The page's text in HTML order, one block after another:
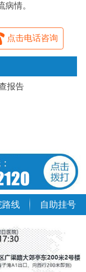
病情。
点击电话咨询
报告
路线 自助挂号